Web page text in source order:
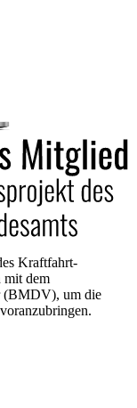
Kraftfahrt-
mit dem
(BMDV), um die